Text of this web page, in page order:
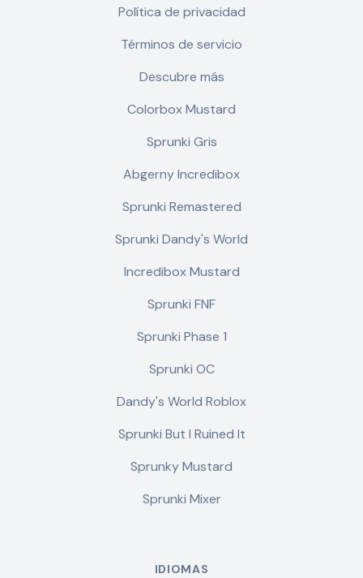
Política de privacidad
Términos de servicio
Descubre más
Colorbox Mustard
Sprunki Gris
Abgerny Incredibox
Sprunki Remastered
Sprunki Dandy's World
Incredibox Mustard
Sprunki FNF
Sprunki Phase 1
Sprunki OC
Dandy's World Roblox
Sprunki But I Ruined It
Sprunky Mustard
Sprunki Mixer
IDIOMAS